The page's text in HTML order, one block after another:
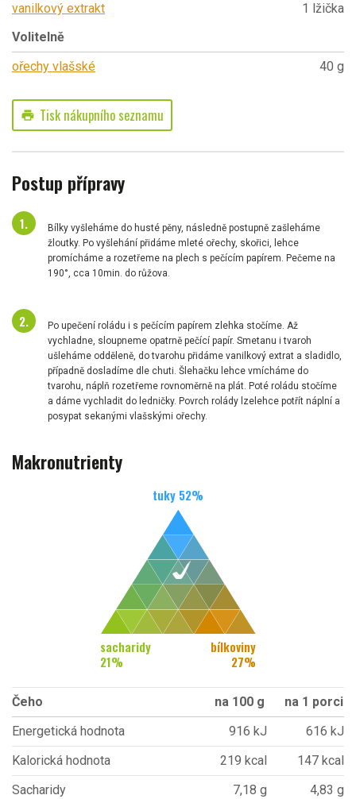
vanilkový extrakt
1 lžička
Volitelně
ořechy vlašské
40 g
print Tisk nákupního seznamu
Postup přípravy
Bílky vyšleháme do husté pěny, následně postupně zašleháme
žloutky. Po vyšlehání přidáme mleté ořechy, skořici, lehce
promícháme a rozetřeme na plech s pečícím papírem. Pečeme na
190°, cca 10min. do růžova.
Po upečení roládu i s pečícím papírem zlehka stočíme. Až
vychladne, sloupneme opatrně pečící papír. Smetanu i tvaroh
ušleháme odděleně, do tvarohu přidáme vanilkový extrat a sladidlo,
případně dosladíme dle chuti. Šlehačku lehce vmícháme do
tvarohu, náplň rozetřeme rovnoměrně na plát. Poté roládu stočíme
a dáme vychladit do ledničky. Povrch rolády lzelehce potřít náplní a
posypat sekanými vlašskými ořechy.
Makronutrienty
tuky 52%
sacharidy
21%
bílkoviny
27%
Čeho na 100 g
na 1 porci
Energetická hodnota
916 kJ
616 kJ
Kalorická hodnota
219 kcal
147 kcal
Sacharidy
7,18 g
4,83 g